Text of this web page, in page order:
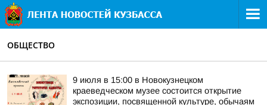
ОБЩЕСТВО
9 июля в 15:00 в Новокузнецком
краеведческом музее состоится открытие
экспозиции, посвященной культуре, обычаям